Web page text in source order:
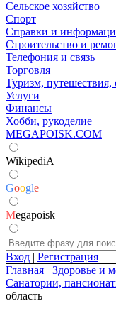
Сельское хозяйство
Спорт
Справки и
Строительство и
Телефония и связь
Торговля
Туризм, путешествия,
Услуги
Финансы
Хобби, рукоделие
MEGAPOISK.COM
WikipediA
Google
Megapoisk
Вход | Регистрация
Главная
Здоровье и
Санатории,
область